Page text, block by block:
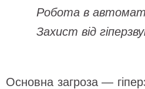
Робота в
Захист від
Основна загроза —